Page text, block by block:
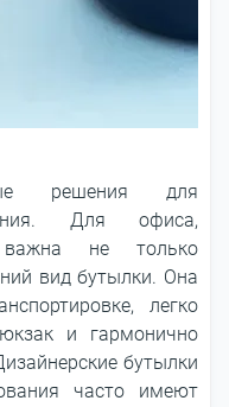
решения для
Для офиса,
не только
вид бутылки. Она
легко
и гармонично
бутылки
часто имеют